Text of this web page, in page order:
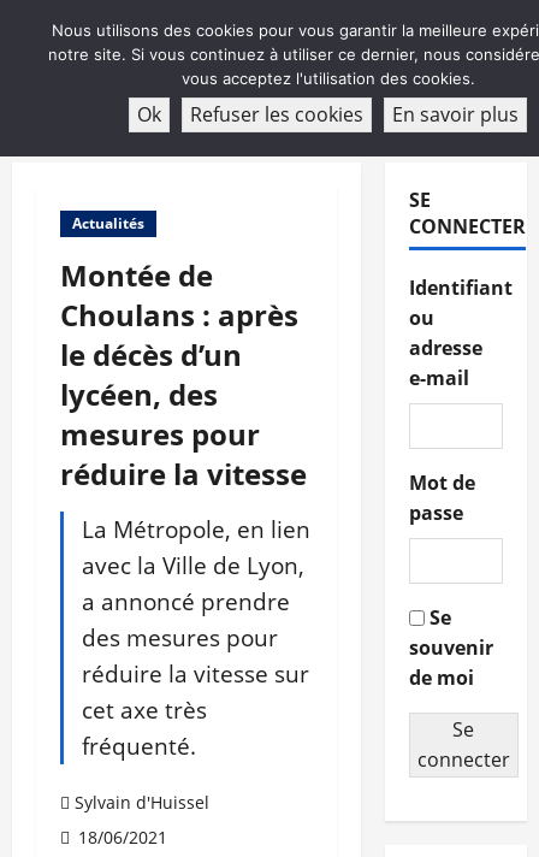
ABONNEMENT
Actualités
Montée de
Choulans : après
le décès d’un
lycéen, des
mesures pour
réduire la vitesse
La Métropole, en lien
avec la Ville de Lyon,
a annoncé prendre
des mesures pour
réduire la vitesse sur
cet axe très
fréquenté.
Sylvain d'Huissel
18/06/2021
SE
CONNECTER
Identifiant
ou
adresse
e-mail
Mot de
passe
Se
souvenir
de moi
Se
connecter
Nous utilisons des cookies pour vous garantir la meilleure
notre site. Si vous continuez à utiliser ce dernier, nous
vous acceptez l'utilisation des cookies.
Ok Refuser les cookies En savoir plus